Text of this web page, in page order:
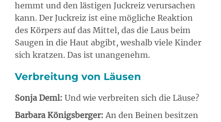
hemmt und den lästigen Juckreiz verursachen
kann. Der Juckreiz ist eine mögliche Reaktion
des Körpers auf das Mittel, das die Laus beim
Saugen in die Haut abgibt, weshalb viele Kinder
sich kratzen. Das ist unangenehm.
Verbreitung von Läusen
Sonja Deml: Und wie verbreiten sich die Läuse?
Barbara Königsberger: An den Beinen besitzen